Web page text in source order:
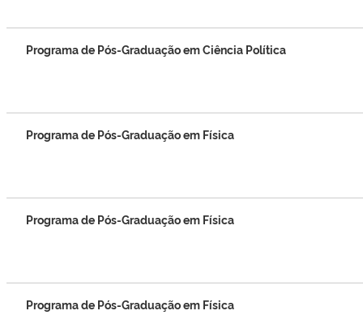
Programa de Pós-Graduação em Ciência Política
Programa de Pós-Graduação em Física
Programa de Pós-Graduação em Física
Programa de Pós-Graduação em Física